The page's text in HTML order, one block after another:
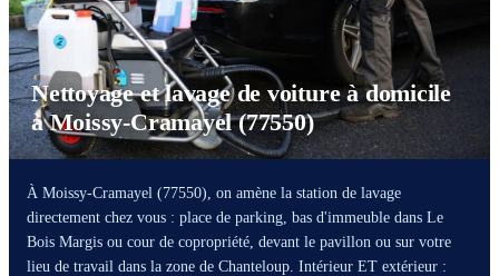
Nettoyage et lavage de voiture à domicile
à Moissy-Cramayel (77550)
À Moissy-Cramayel (77550), on amène la station de lavage
directement chez vous : place de parking, bas d'immeuble dans Le
Bois Margis ou cour de copropriété, devant le pavillon ou sur votre
lieu de travail dans la zone de Chanteloup. Intérieur ET extérieur :